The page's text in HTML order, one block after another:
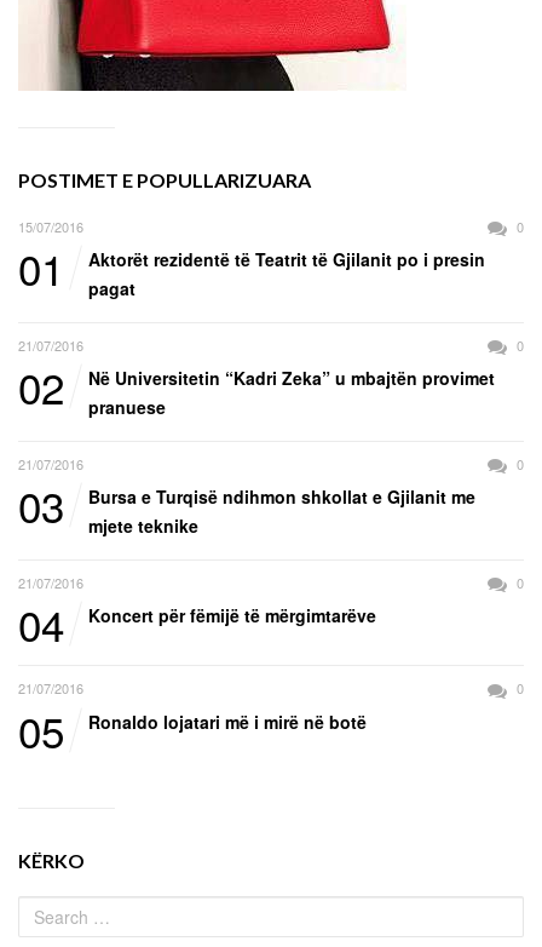
POSTIMET E POPULLARIZUARA
15/07/2016 0
01
Aktorët rezidentë të Teatrit të Gjilanit po i presin
pagat
21/07/2016 0
02
Në Universitetin “Kadri Zeka” u mbajtën provimet
pranuese
21/07/2016 0
03
Bursa e Turqisë ndihmon shkollat e Gjilanit me
mjete teknike
21/07/2016 0
04 Koncert për fëmijë të mërgimtarëve
21/07/2016 0
05 Ronaldo lojatari më i mirë në botë
KËRKO